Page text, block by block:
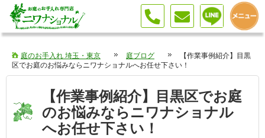
庭のお手入れ 埼玉・東京 庭ブログ
【作業事例紹介】目黒
区でお庭のお悩みならニワナショナルへお任せ下さい！
【作業事例紹介】目黒区でお庭
のお悩みならニワナショナル
へお任せ下さい！